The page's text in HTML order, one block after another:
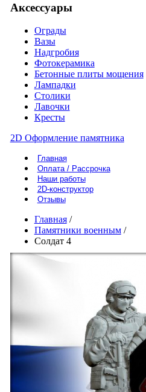
Аксессуары
Ограды
Вазы
Надгробия
Фотокерамика
Бетонные плиты мощения
Лампадки
Столики
Лавочки
Кресты
2D Оформление памятника
Главная
Оплата / Рассрочка
Наши работы
2D-конструктор
Отзывы
Главная /
Памятники военным /
Солдат 4